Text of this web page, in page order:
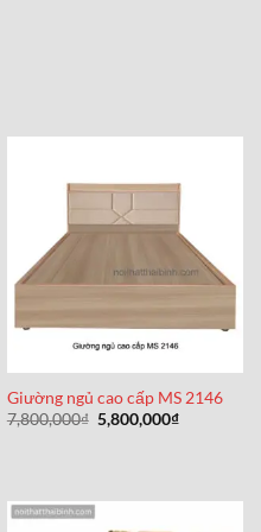
Giường ngủ cao cấp MS 2146
7,800,000₫ Giá
gốc
5,800,000₫Giá